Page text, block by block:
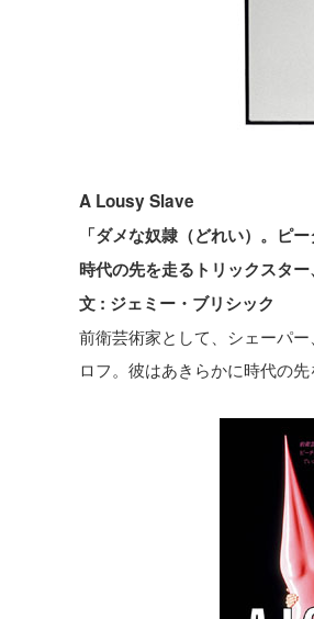
A Lousy Slave
「ダメな奴隷（どれい）。ピ
時代の先を走るトリックスタ
文 : ジェミー・ブリシック
前衛芸術家として、シェーパ
ロフ。彼はあきらかに時代の